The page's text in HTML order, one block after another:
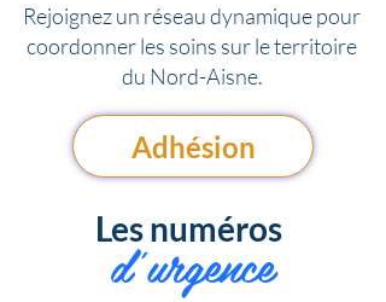
Rejoignez un réseau dynamique pour
coordonner les soins sur le territoire
du Nord-Aisne.
Adhésion
Les numéros
d'urgence